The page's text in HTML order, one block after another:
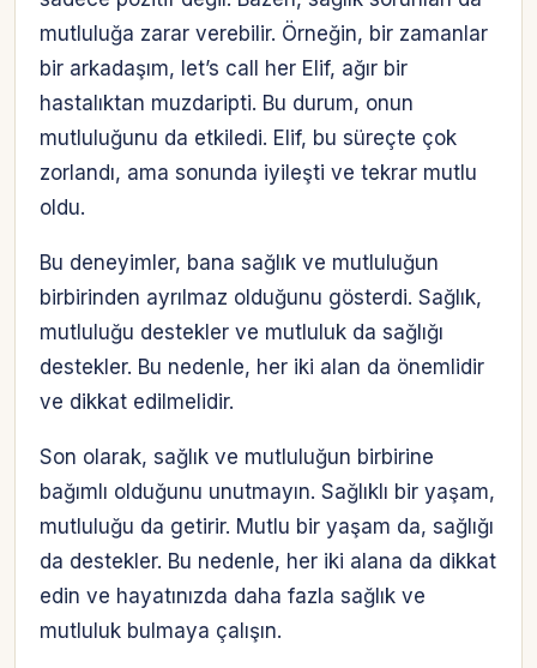
mutluluğa zarar verebilir. Örneğin, bir zamanlar
bir arkadaşım, let’s call her Elif, ağır bir
hastalıktan muzdaripti. Bu durum, onun
mutluluğunu da etkiledi. Elif, bu süreçte çok
zorlandı, ama sonunda iyileşti ve tekrar mutlu
oldu.
Bu deneyimler, bana sağlık ve mutluluğun
birbirinden ayrılmaz olduğunu gösterdi. Sağlık,
mutluluğu destekler ve mutluluk da sağlığı
destekler. Bu nedenle, her iki alan da önemlidir
ve dikkat edilmelidir.
Son olarak, sağlık ve mutluluğun birbirine
bağımlı olduğunu unutmayın. Sağlıklı bir yaşam,
mutluluğu da getirir. Mutlu bir yaşam da, sağlığı
da destekler. Bu nedenle, her iki alana da dikkat
edin ve hayatınızda daha fazla sağlık ve
mutluluk bulmaya çalışın.